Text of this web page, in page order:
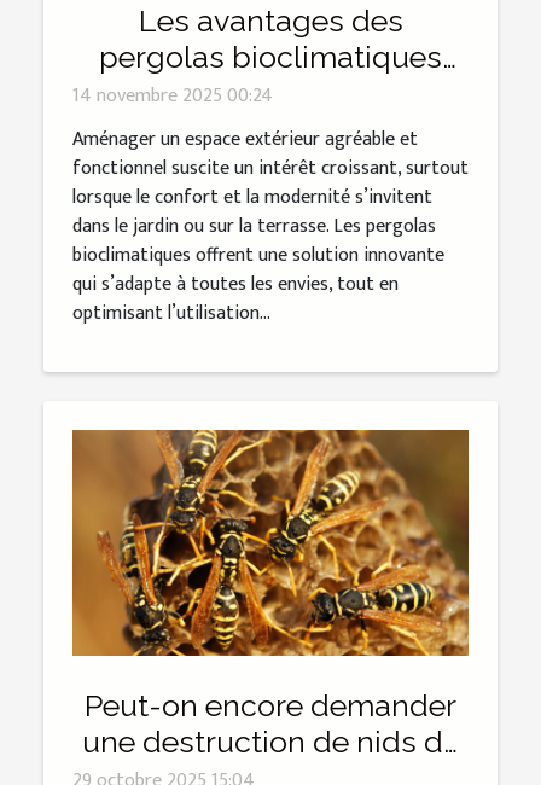
Les avantages des
pergolas bioclimatiques
pour un espace extérieur
optimal
14 novembre 2025 00:24
Aménager un espace extérieur agréable et
fonctionnel suscite un intérêt croissant, surtout
lorsque le confort et la modernité s’invitent
dans le jardin ou sur la terrasse. Les pergolas
bioclimatiques offrent une solution innovante
qui s’adapte à toutes les envies, tout en
optimisant l’utilisation...
Peut-on encore demander
une destruction de nids de
guêpes à l’automne ?